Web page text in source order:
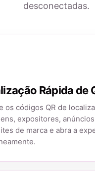
desconectadas.
Rápida de
os códigos QR de
expositores,
de marca e abra a